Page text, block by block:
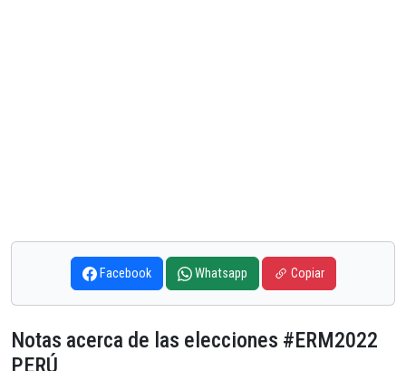
Facebook Whatsapp Copiar
Notas acerca de las elecciones #ERM2022
PERÚ